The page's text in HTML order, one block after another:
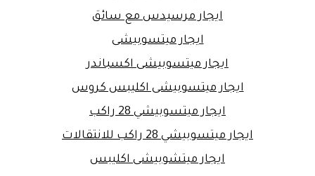
ايجار مرسيدس مع سائق
ايجار ميتسوبيشى
ايجار ميتسوبيشى اكسباندر
ايجار ميتسوبيشى اكليبس كروس
ايجار ميتسوبيشي 28 راكب
ايجار ميتسوبيشي 28 راكب للانتقالات
ايجار ميتشوبيشى اكليبس